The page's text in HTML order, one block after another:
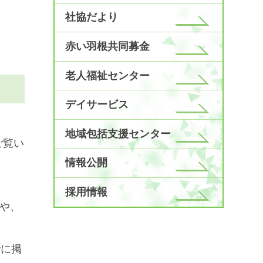
覧い
、
掲
社協だより
赤い羽根共同募金
老人福祉センター
デイサービス
地域包括支援センター
情報公開
採用情報